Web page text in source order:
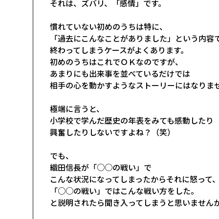
それは、ズバリ、「感情」です。
慣れていない初めのうちは特に、
「過去にこんなことがありました」という内容
終わってしまうケースがよくあります。
初めのうちはこれでＯＫなのですが、
あまりにも出来事を並べているだけでは
相手の心を動かすようなストーリーにはなりま
極端に言うと、
小学校で学んだ歴史の年表をみても感動したり
興奮したりしないですよね？（笑）
でも、
織田信長が「○○の戦い」で
こんな状況になってしまったからそれに怒って、
「○○の戦い」ではこんな戦い方をした。
と説明されたら聞き入ってしまうと思いません